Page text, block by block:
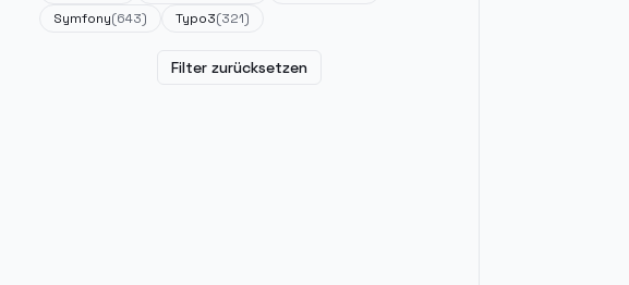
Symfony(643) Typo3(321)
Filter zurücksetzen